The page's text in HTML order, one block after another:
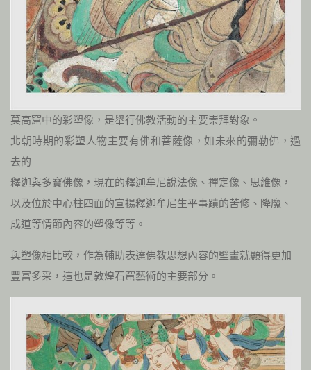
莫高窟中的彩塑像，是舉行佛教活動的主要崇拜對象。
北朝時期的彩塑人物主要有佛和菩薩像，如未來的彌勒佛，過
去的
釋迦與多寶佛像，現在的釋迦牟尼說法像、禪定像、思維像，
以及位於中心柱四面的宣揚釋迦牟尼生平事蹟的苦修、降魔、
成道等情節內容的塑像等等。
與塑像相比較，作為輔助表達佛教思想內容的壁畫就顯得更加
豐富多采，這也是敦煌石窟藝術的主要部分。